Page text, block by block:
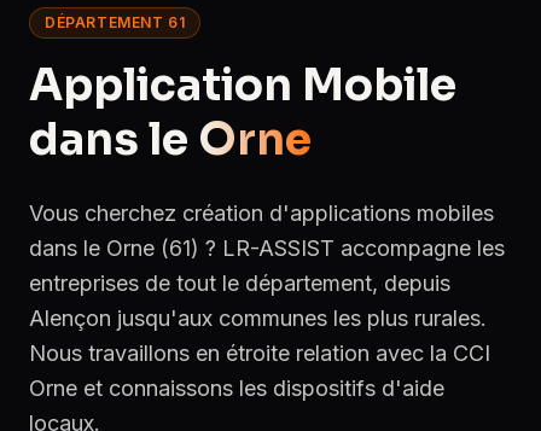
DÉPARTEMENT 61
Application Mobile
dans le Orne
Vous cherchez création d'applications mobiles
dans le Orne (61) ? LR-ASSIST accompagne les
entreprises de tout le département, depuis
Alençon jusqu'aux communes les plus rurales.
Nous travaillons en étroite relation avec la CCI
Orne et connaissons les dispositifs d'aide
locaux.